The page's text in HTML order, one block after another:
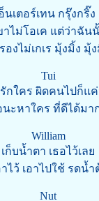
นเตอร์เทน กรุ๊งกริ๊ง
าไม่โอเค แต่ว่าฉัน
องไม่เกเร มุ้งมิ้ง มุ้
Tui
รักใคร ผิดคนไปก็แ
นะหาใคร ที่ดีได้มา
William
เก็บน้ำตา เธอไว้เลย
าไว้ เอาไปใช้ รดน้
Nut